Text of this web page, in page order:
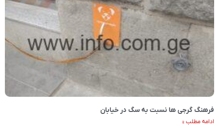
فرهنگ گرجی ها نسبت به سگ در خیابان
ادامه مطلب »